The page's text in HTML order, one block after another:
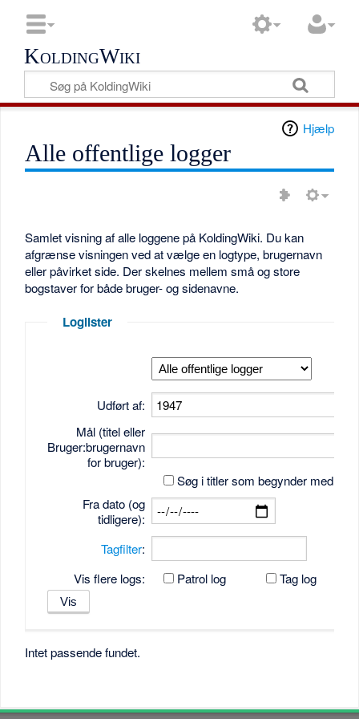
KoldingWiki
Hjælp
Alle offentlige logger
Samlet visning af alle loggene på KoldingWiki. Du kan
afgrænse visningen ved at vælge en logtype, brugernavn
eller påvirket side. Der skelnes mellem små og store
bogstaver for både bruger- og sidenavne.
Loglister
Udført af:
Mål (titel eller
Bruger:brugernavn
for bruger):
Søg i titler som begynder med
Fra dato (og
tidligere):
Tagfilter:
Vis flere logs:
Patrol log Tag log
Intet passende fundet.